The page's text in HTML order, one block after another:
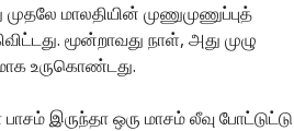
மாலதியின் முணுமுணுப்புத்
மூன்றாவது நாள், அது முழு
உருகொண்டது.
இருந்தா ஒரு மாசம் லீவு போட்டுட்டு